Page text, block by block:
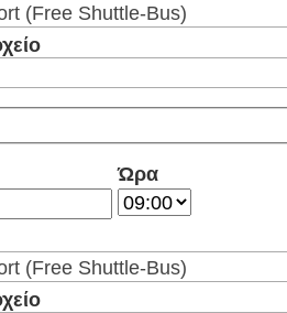
(Free Shuttle-Bus)
Ώρα
(Free Shuttle-Bus)